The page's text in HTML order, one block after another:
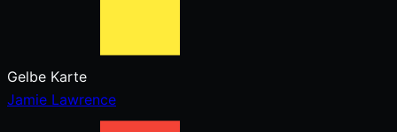
Gelbe Karte
Jamie Lawrence